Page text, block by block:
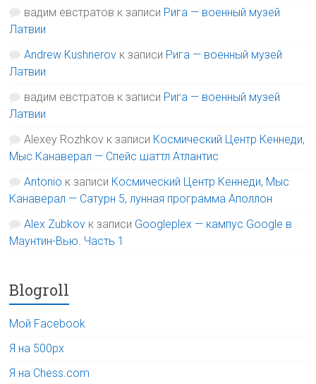
вадим евстратов к записи Рига — военный музей
Латвии
Andrew Kushnerov к записи Рига — военный музей
Латвии
вадим евстратов к записи Рига — военный музей
Латвии
Alexey Rozhkov к записи Космический Центр Кеннеди,
Мыс Канаверал — Спейс шаттл Атлантис
Antonio к записи Космический Центр Кеннеди, Мыс
Канаверал — Сатурн 5, лунная программа Аполлон
Alex Zubkov к записи Googleplex — кампус Google в
Маунтин-Вью. Часть 1
Blogroll
Мой Facebook
Я на 500px
Я на Chess.com